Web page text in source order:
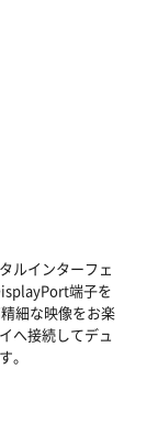
ルインターフェ
端子を
細な映像をお楽
へ接続してデュ
。